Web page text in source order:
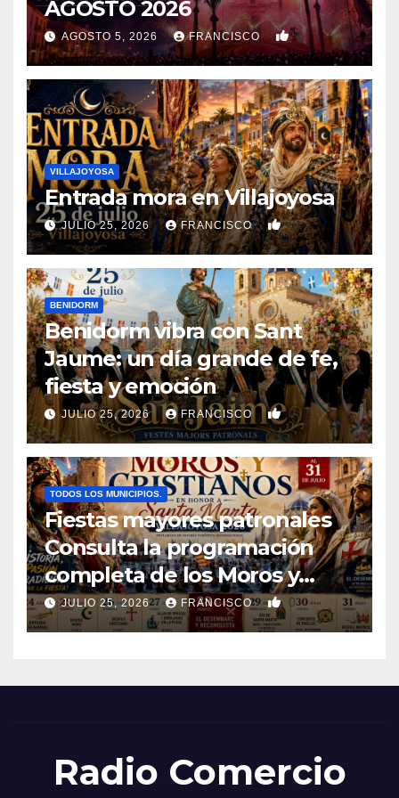
AGOSTO 2026
AGOSTO 5, 2026 FRANCISCO 0
VILLAJOYOSA
Entrada mora en Villajoyosa
JULIO 25, 2026 FRANCISCO 0
BENIDORM
Benidorm vibra con Sant
Jaume: un día grande de fe,
fiesta y emoción
JULIO 25, 2026 FRANCISCO 0
TODOS LOS MUNICIPIOS.
Fiestas mayores patronales
Consulta la programación
completa de los Moros y
Cristianos de Villajoyosa 2026
JULIO 25, 2026 FRANCISCO 0
Radio Comercio